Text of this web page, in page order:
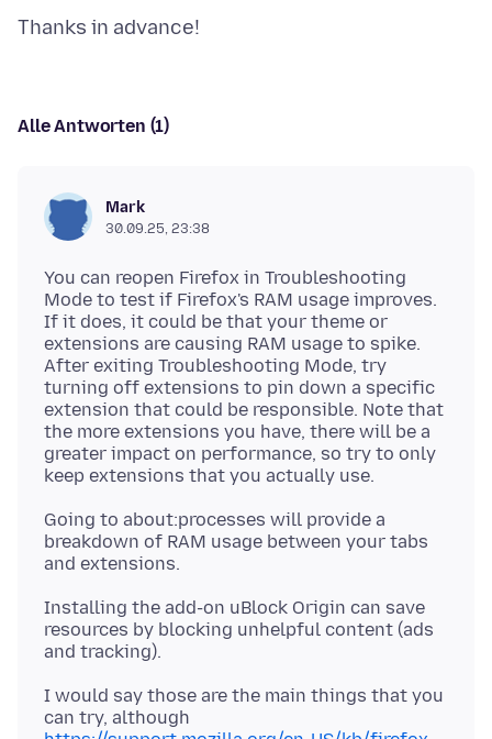
Alle Antworten (1)
Mark
30.09.25, 23:38
You can reopen Firefox in Troubleshooting
Mode to test if Firefox's RAM usage improves.
If it does, it could be that your theme or
extensions are causing RAM usage to spike.
After exiting Troubleshooting Mode, try
turning off extensions to pin down a specific
extension that could be responsible. Note that
the more extensions you have, there will be a
greater impact on performance, so try to only
Going to about:processes will provide a
breakdown of RAM usage between your tabs
Installing the add-on uBlock Origin can save
resources by blocking unhelpful content (ads
I would say those are the main things that you
can try, although